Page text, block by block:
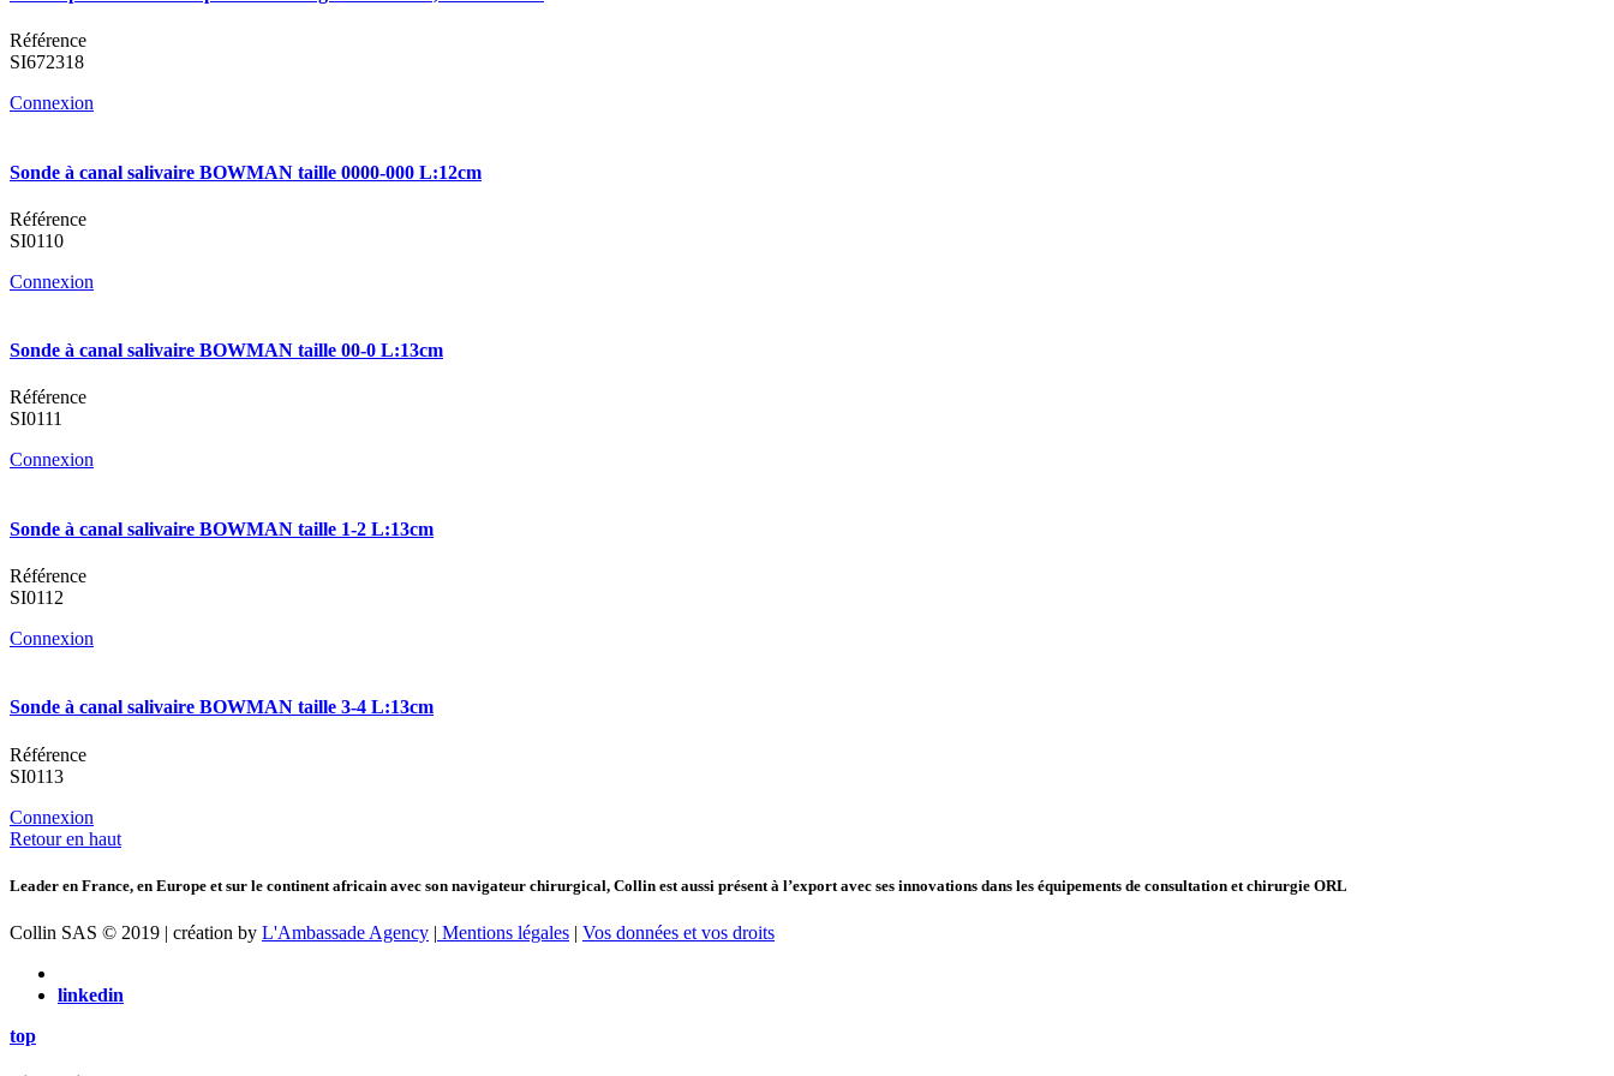
Référence
SI672318
Connexion
Sonde à canal salivaire BOWMAN taille 0000-000 L:12cm
Référence
SI0110
Connexion
Sonde à canal salivaire BOWMAN taille 00-0 L:13cm
Référence
SI0111
Connexion
Sonde à canal salivaire BOWMAN taille 1-2 L:13cm
Référence
SI0112
Connexion
Sonde à canal salivaire BOWMAN taille 3-4 L:13cm
Référence
SI0113
Connexion
Retour en haut
Leader en France, en Europe et sur le continent africain avec son navigateur chirurgical, Collin est aussi présent à l’export avec ses innovations dans les équipements de consultation et chirurgie ORL
Collin SAS © 2019 | création by L'Ambassade Agency | Mentions légales | Vos données et vos droits
linkedin
top